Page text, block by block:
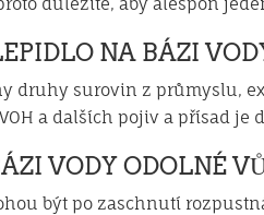
NA BÁZI
druhy surovin z průmyslu,
a dalších pojiv a přísad
VODY ODOLNÉ
být po zaschnutí